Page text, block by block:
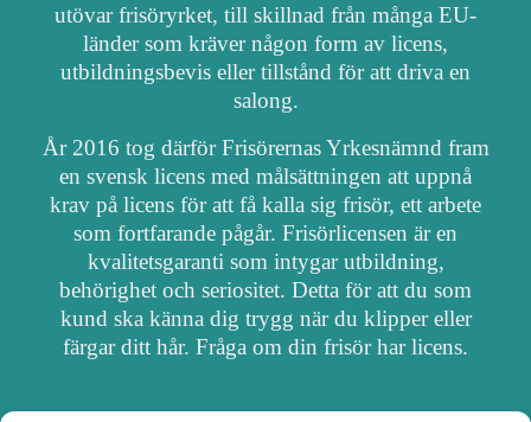
utövar frisöryrket, till skillnad från många EU-
länder som kräver någon form av licens,
utbildningsbevis eller tillstånd för att driva en
salong.
År 2016 tog därför Frisörernas Yrkesnämnd fram
en svensk licens med målsättningen att uppnå
krav på licens för att få kalla sig frisör, ett arbete
som fortfarande pågår. Frisörlicensen är en
kvalitetsgaranti som intygar utbildning,
behörighet och seriositet. Detta för att du som
kund ska känna dig trygg när du klipper eller
färgar ditt hår. Fråga om din frisör har licens.